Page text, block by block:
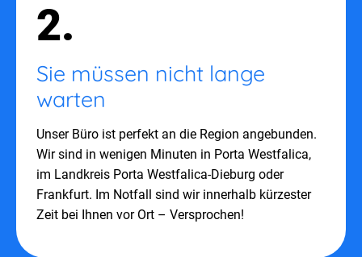
2.
Sie müssen nicht lange
warten
Unser Büro ist perfekt an die Region angebunden.
Wir sind in wenigen Minuten in Porta Westfalica,
im Landkreis Porta Westfalica-Dieburg oder
Frankfurt. Im Notfall sind wir innerhalb kürzester
Zeit bei Ihnen vor Ort – Versprochen!